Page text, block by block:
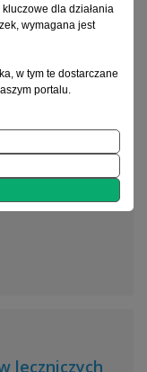
leczniczych
dla działania
wymagana jest
w tym te dostarczane
portalu.